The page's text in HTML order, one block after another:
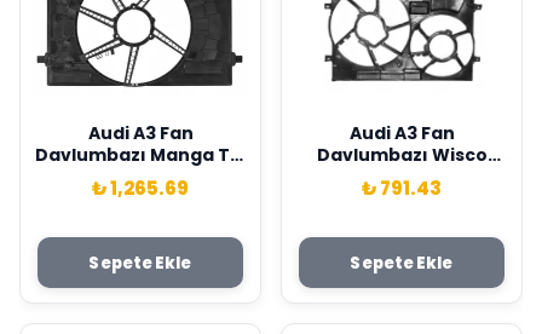
Audi A3 Fan
Davlumbazı Manga Tip
Diesel Wisco Marka
5Q0121205AF
₺ 1,265.69
Sepete Ekle
Audi A3 Fan
Davlumbazı Wisco
Marka 3Q0121205
₺ 791.43
Sepete Ekle